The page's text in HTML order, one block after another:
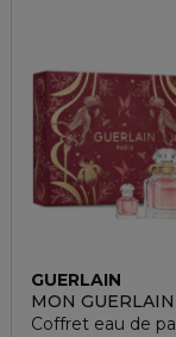
GUERLAIN
MON GUERLAIN
Coffret eau de